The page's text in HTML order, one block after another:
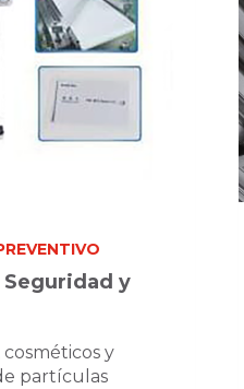
y
y
partículas